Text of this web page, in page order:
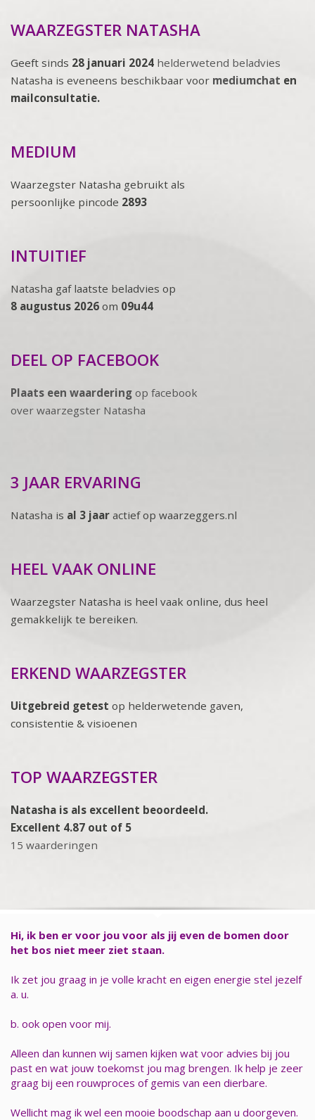
WAARZEGSTER NATASHA
Geeft sinds 28 januari 2024 helderwetend beladvies
Natasha is eveneens beschikbaar voor mediumchat en
mailconsultatie.
MEDIUM
Waarzegster Natasha gebruikt als
persoonlijke pincode 2893
INTUITIEF
Natasha gaf laatste beladvies op
8 augustus 2026 om 09u44
DEEL OP FACEBOOK
Plaats een waardering op facebook
over waarzegster Natasha
3 JAAR ERVARING
Natasha is al 3 jaar actief op waarzeggers.nl
HEEL VAAK ONLINE
Waarzegster Natasha is heel vaak online, dus heel
gemakkelijk te bereiken.
ERKEND WAARZEGSTER
Uitgebreid getest op helderwetende gaven,
consistentie & visioenen
TOP WAARZEGSTER
Natasha is als excellent beoordeeld.
Excellent 4.87 out of 5
15 waarderingen
Hi, ik ben er voor jou voor als jij even de bomen door
het bos niet meer ziet staan.
Ik zet jou graag in je volle kracht en eigen energie stel jezelf
a. u.
b. ook open voor mij.
Alleen dan kunnen wij samen kijken wat voor advies bij jou
past en wat jouw toekomst jou mag brengen. Ik help je zeer
graag bij een rouwproces of gemis van een dierbare.
Wellicht mag ik wel een mooie boodschap aan u doorgeven.